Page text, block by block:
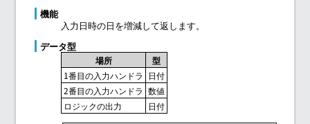
機能
入力日時の日を増減して返します。
データ型
場所
型
1番目の入力ハンドラ 日付
2番目の入力ハンドラ 数値
ロジックの出力
日付